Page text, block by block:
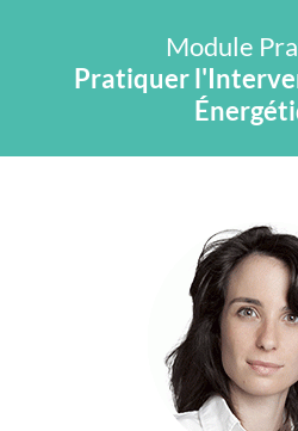
Module
Pratiquer